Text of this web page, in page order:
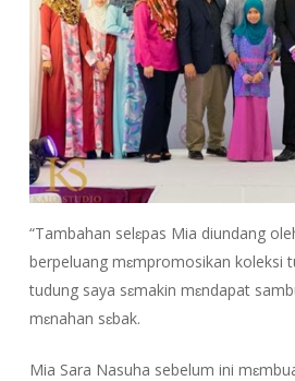
“Tambahan selɛpas Mia diundang
berpeluang mɛmpromosikan koleksi
tudung saya sɛmakin mɛndapat
mɛnahan sɛbak.
Mia Sara Nasuha sebelum ini